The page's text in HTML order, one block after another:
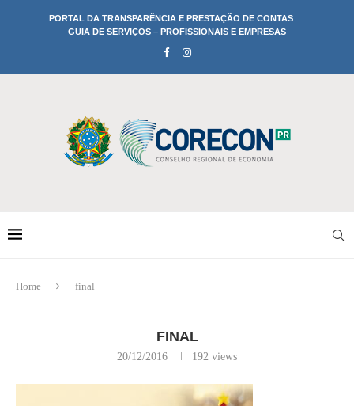
PORTAL DA TRANSPARÊNCIA E PRESTAÇÃO DE CONTAS
GUIA DE SERVIÇOS – PROFISSIONAIS E EMPRESAS
Home final
FINAL
20/12/2016 192 views